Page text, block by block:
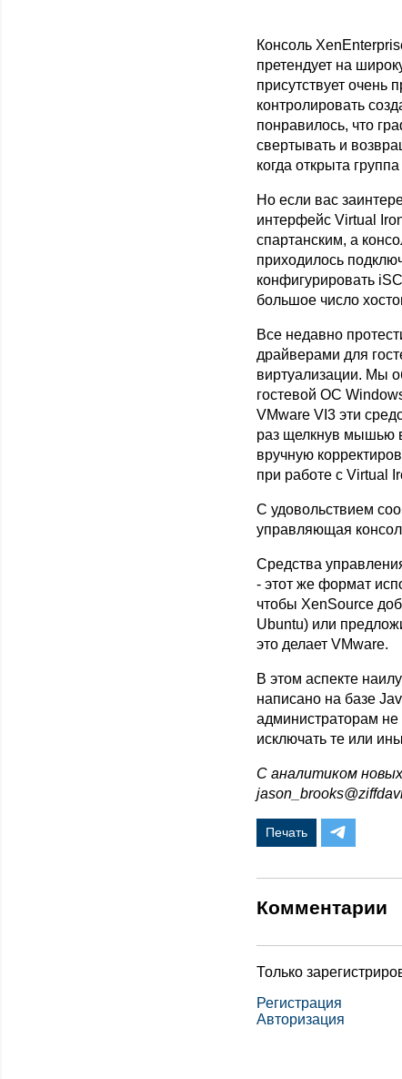
Консоль
претендует на
присутствует
контролировать
понравилось, что
свертывать и
когда открыта
Но если вас
интерфейс Virtual
спартанским, а
приходилось
конфигурировать
большое число
Все недавно
драйверами для
виртуализации. Мы
гостевой ОС
VMware VI3 эти
раз щелкнув мышью
вручную
при работе с Virtual
С удовольствием
управляющая
Средства
- этот же формат
чтобы XenSource
Ubuntu) или
это делает VMware.
В этом аспекте
написано на базе
администраторам
исключать те или
С аналитиком
Печать
Комментарии
Только
Регистрация
Авторизация